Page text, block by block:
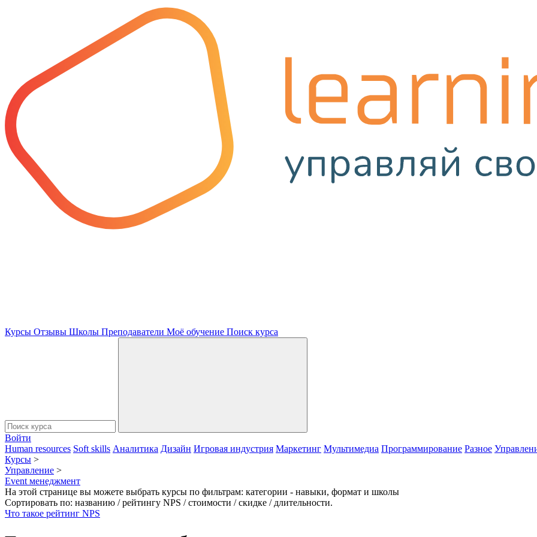
Курсы Отзывы Школы Преподаватели Моё обучение Поиск курса
Войти
Human resources Soft skills Аналитика Дизайн Игровая индустрия Маркетинг Мультимедиа Программирование Разное
Курсы >
Управление >
Event менеджмент
На этой странице вы можете выбрать курсы по фильтрам: категории - навыки, формат и школы
Сортировать по: названию / рейтингу NPS / стоимости / скидке / длительности.
Что такое рейтинг NPS